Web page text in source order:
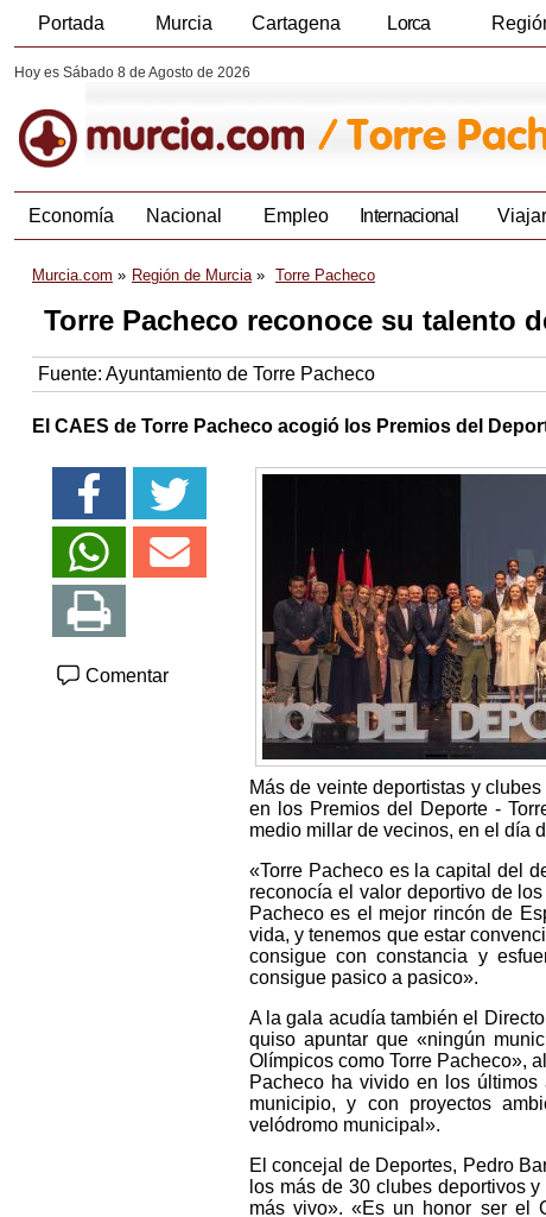
Portada Murcia Cartagena Lorca
Hoy es Sábado 8 de Agosto de 2026
Economía Nacional Empleo Internacional Viajar
Murcia.com Región de Murcia Torre Pacheco
Torre Pacheco reconoce su talento
Fuente: Ayuntamiento de Torre Pacheco
El CAES de Torre Pacheco acogió los Premios del
Comentar
Más de veinte deportistas y
en los Premios del Deporte -
medio millar de vecinos, en el día
«Torre Pacheco es la capital del
reconocía el valor deportivo de
Pacheco es el mejor rincón de
vida, y tenemos que estar
consigue con constancia y
consigue pasico a pasico».
A la gala acudía también el
quiso apuntar que «ningún
Olímpicos como Torre Pacheco»,
Pacheco ha vivido en los
municipio, y con proyectos
velódromo municipal».
El concejal de Deportes, Pedro
los más de 30 clubes deportivos
más vivo». «Es un honor ser el